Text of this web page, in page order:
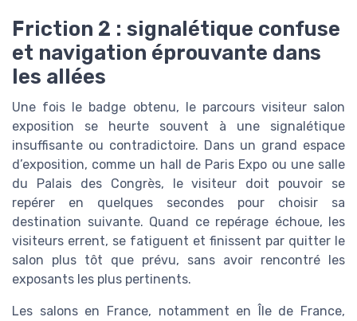
Friction 2 : signalétique confuse
et navigation éprouvante dans
les allées
Une fois le badge obtenu, le parcours visiteur salon
exposition se heurte souvent à une signalétique
insuffisante ou contradictoire. Dans un grand espace
d’exposition, comme un hall de Paris Expo ou une salle
du Palais des Congrès, le visiteur doit pouvoir se
repérer en quelques secondes pour choisir sa
destination suivante. Quand ce repérage échoue, les
visiteurs errent, se fatiguent et finissent par quitter le
salon plus tôt que prévu, sans avoir rencontré les
exposants les plus pertinents.
Les salons en France, notamment en Île de France,